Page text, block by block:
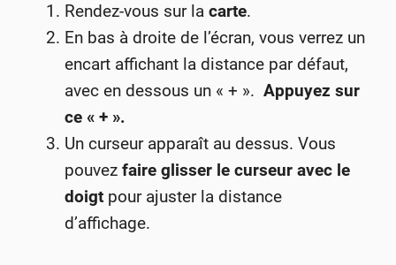
Rendez-vous sur lacarte.
En bas à droite de l’écran, vous verrez un
encart affichant la distance par défaut,
avec en dessous un « + ».Appuyez sur
ce « + ».
Un curseur apparaît au dessus. Vous
pouvezfaire glisser le curseur avec le
doigt pour ajuster la distance
d’affichage.